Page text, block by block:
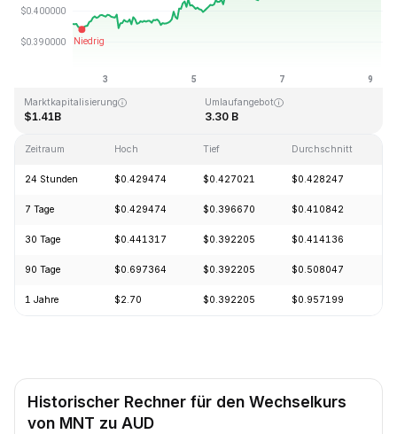
Zuletzt aktualisiert: 2026-08-09, 06:00 GMT+0
Marktkapitalisierung
$1.41B
Umlaufangebot
3.30 B
Zeitraum Hoch Tief Durchschnitt
24 Stunden $0.429474 $0.427021 $0.428247
7 Tage $0.429474 $0.396670 $0.410842
30 Tage $0.441317 $0.392205 $0.414136
90 Tage $0.697364 $0.392205 $0.508047
1 Jahre $2.70 $0.392205 $0.957199
Historischer Rechner für den Wechselkurs
von MNT zu AUD